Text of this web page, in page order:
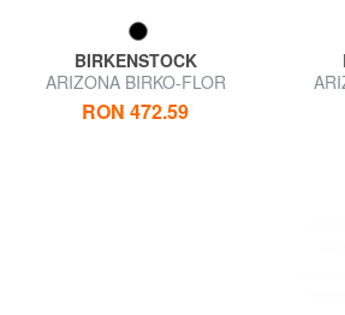
BIRKENSTOCK
ARIZONA BIRKO-FLOR
Sandale cu papuci
RON 472.59